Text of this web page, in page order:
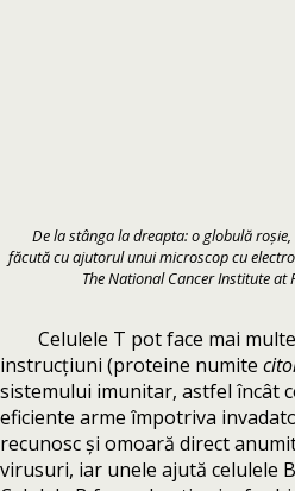
De la stânga la dreapta: o globulă
făcută cu ajutorul unui microscop cu
The National Cancer Institute at
Celulele T pot face mai
instrucțiuni (proteine numite
sistemului imunitar, astfel încât
eficiente arme împotriva
recunosc și omoară direct
virusuri, iar unele ajută celulele